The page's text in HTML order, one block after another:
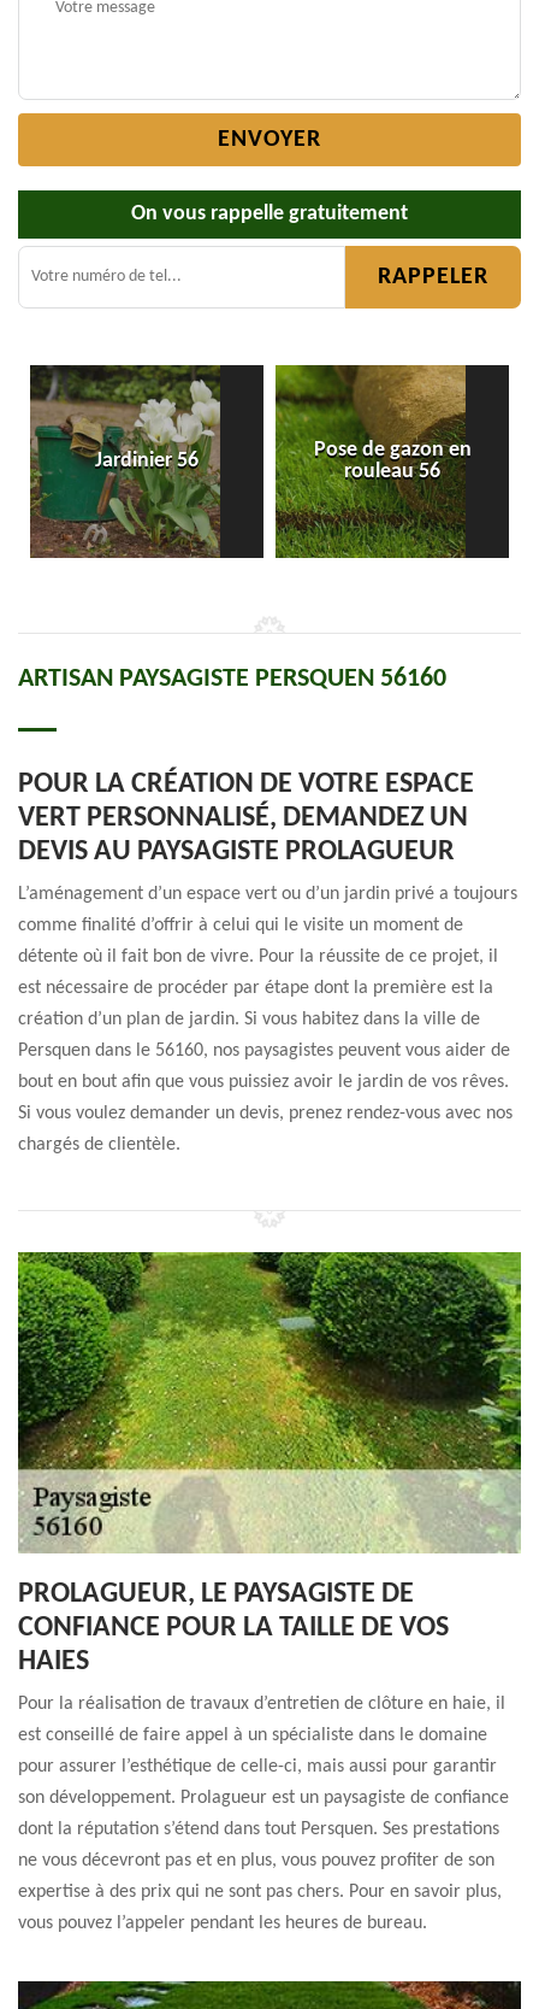
On vous rappelle gratuitement
Jardinier 56
Pose de gazon en
rouleau 56
ARTISAN PAYSAGISTE PERSQUEN 56160
POUR LA CRÉATION DE VOTRE ESPACE
VERT PERSONNALISÉ, DEMANDEZ UN
DEVIS AU PAYSAGISTE PROLAGUEUR
L’aménagement d’un espace vert ou d’un jardin privé a toujours
comme finalité d’offrir à celui qui le visite un moment de
détente où il fait bon de vivre. Pour la réussite de ce projet, il
est nécessaire de procéder par étape dont la première est la
création d’un plan de jardin. Si vous habitez dans la ville de
Persquen dans le 56160, nos paysagistes peuvent vous aider de
bout en bout afin que vous puissiez avoir le jardin de vos rêves.
Si vous voulez demander un devis, prenez rendez-vous avec nos
chargés de clientèle.
PROLAGUEUR, LE PAYSAGISTE DE
CONFIANCE POUR LA TAILLE DE VOS
HAIES
Pour la réalisation de travaux d’entretien de clôture en haie, il
est conseillé de faire appel à un spécialiste dans le domaine
pour assurer l’esthétique de celle-ci, mais aussi pour garantir
son développement. Prolagueur est un paysagiste de confiance
dont la réputation s’étend dans tout Persquen. Ses prestations
ne vous décevront pas et en plus, vous pouvez profiter de son
expertise à des prix qui ne sont pas chers. Pour en savoir plus,
vous pouvez l’appeler pendant les heures de bureau.